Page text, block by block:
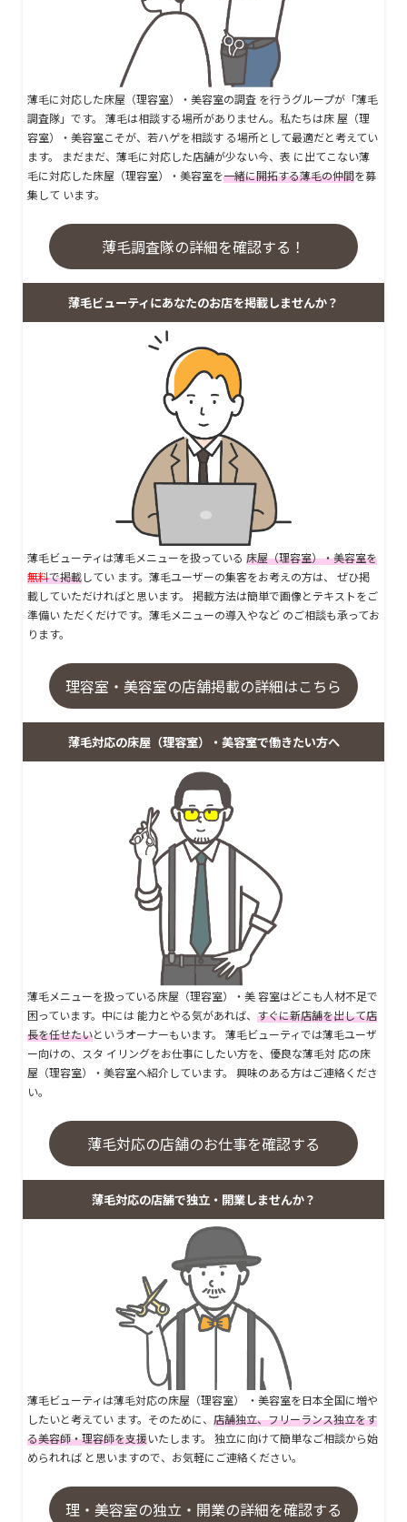
薄毛に対応した床屋（理容室）・美容室の調査 を行うグループが「薄毛
調査隊」です。 薄毛は相談する場所がありません。私たちは床 屋（理
容室）・美容室こそが、若ハゲを相談す る場所として最適だと考えてい
ます。 まだまだ、薄毛に対応した店舗が少ない今、表 に出てこない薄
毛に対応した床屋（理容室）・美容室を一緒に開拓する薄毛の仲間を募
集して います。
薄毛調査隊の詳細を確認する！
薄毛ビューティにあなたのお店を掲載しませんか？
薄毛ビューティは薄毛メニューを扱っている 床屋（理容室）・美容室を
無料で掲載してい ます。薄毛ユーザーの集客をお考えの方は、 ぜひ掲
載していただければと思います。 掲載方法は簡単で画像とテキストをご
準備い ただくだけです。薄毛メニューの導入やなど のご相談も承ってお
ります。
理容室・美容室の店舗掲載の詳細はこちら
薄毛対応の床屋（理容室）・美容室で働きたい方へ
薄毛メニューを扱っている床屋（理容室）・美 容室はどこも人材不足で
困っています。中には 能力とやる気があれば、 すぐに新店舗を出して店
長を任せたいというオーナーもいます。 薄毛ビューティでは薄毛ユーザ
ー向けの、スタ イリングをお仕事にしたい方を、優良な薄毛対 応の床
屋（理容室）・美容室へ紹介しています。 興味のある方はご連絡くださ
い。
薄毛対応の店舗のお仕事を確認する
薄毛対応の店舗で独立・開業しませんか？
薄毛ビューティは薄毛対応の床屋（理容室） ・美容室を日本全国に増や
したいと考えてい ます。そのために、 店舗独立、フリーランス独立をす
る美容師・理容師を支援いたします。 独立に向けて簡単なご相談から始
められれば と思いますので、お気軽にご連絡ください。
理・美容室の独立・開業の詳細を確認する